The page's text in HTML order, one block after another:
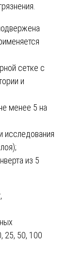
сетке с
и
менее 5 на
исследования
из 5
25, 50, 100